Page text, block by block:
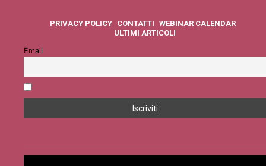
PRIVACY POLICY CONTATTI WEBINAR CALENDAR
ULTIMI ARTICOLI
Email